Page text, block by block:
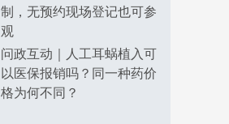
制，无预约现场登记也可参
观
问政互动｜人工耳蜗植入可
以医保报销吗？同一种药价
格为何不同？